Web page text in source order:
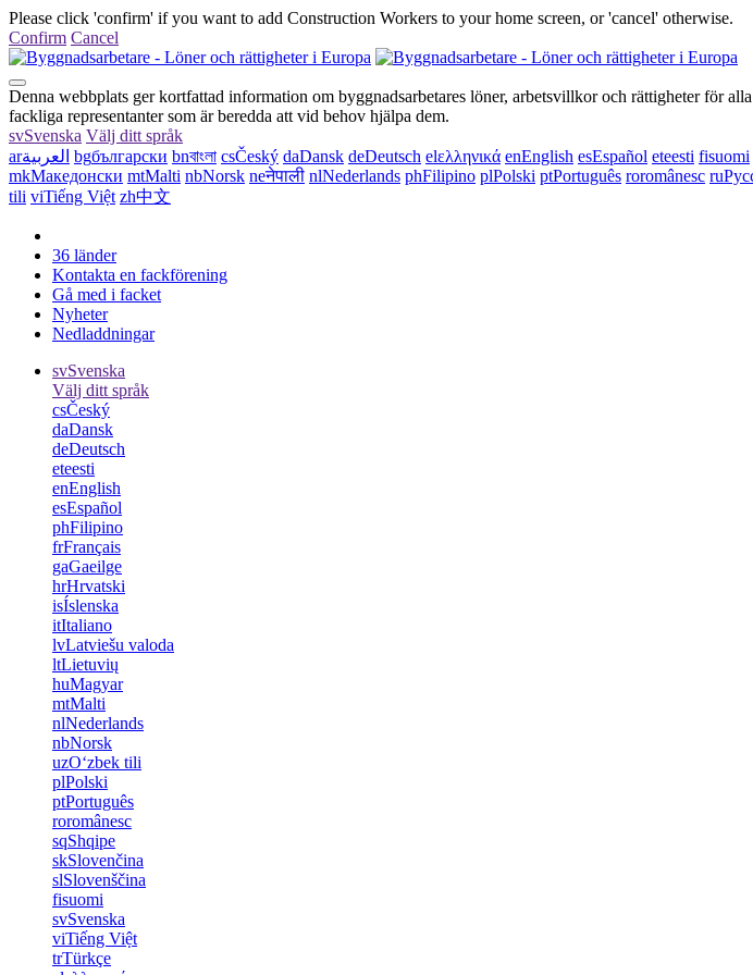
Please click 'confirm' if you want to add Construction Workers to your home screen, or 'cancel' otherwise.
Confirm Cancel
Denna webbplats ger kortfattad information om byggnadsarbetares löner, arbetsvillkor och rättigheter för
fackliga representanter som är beredda att vid behov hjälpa dem.
svSvenska Välj ditt språk
arالعربية bgбългарски bnবাংলা csČeský daDansk deDeutsch elελληνικά enEnglish esEspañol eteesti fisuomi
mkМакедонски mtMalti nbNorsk neनेपाली nlNederlands phFilipino plPolski ptPortuguês roromânesc ru
tili viTiếng Việt zh中文
36 länder
Kontakta en fackförening
Gå med i facket
Nyheter
Nedladdningar
svSvenska
Välj ditt språk
csČeský
daDansk
deDeutsch
eteesti
enEnglish
esEspañol
phFilipino
frFrançais
gaGaeilge
hrHrvatski
isÍslenska
itItaliano
lvLatviešu valoda
ltLietuvių
huMagyar
mtMalti
nlNederlands
nbNorsk
uzOʻzbek tili
plPolski
ptPortuguês
roromânesc
sqShqipe
skSlovenčina
slSlovenščina
fisuomi
svSvenska
viTiếng Việt
trTürkçe